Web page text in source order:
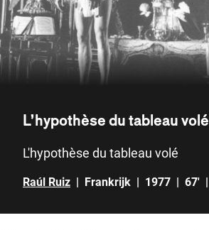
L’hypothèse du tableau volé
L'hypothèse du tableau volé
Raúl Ruiz | Frankrijk | 1977 | 67' |